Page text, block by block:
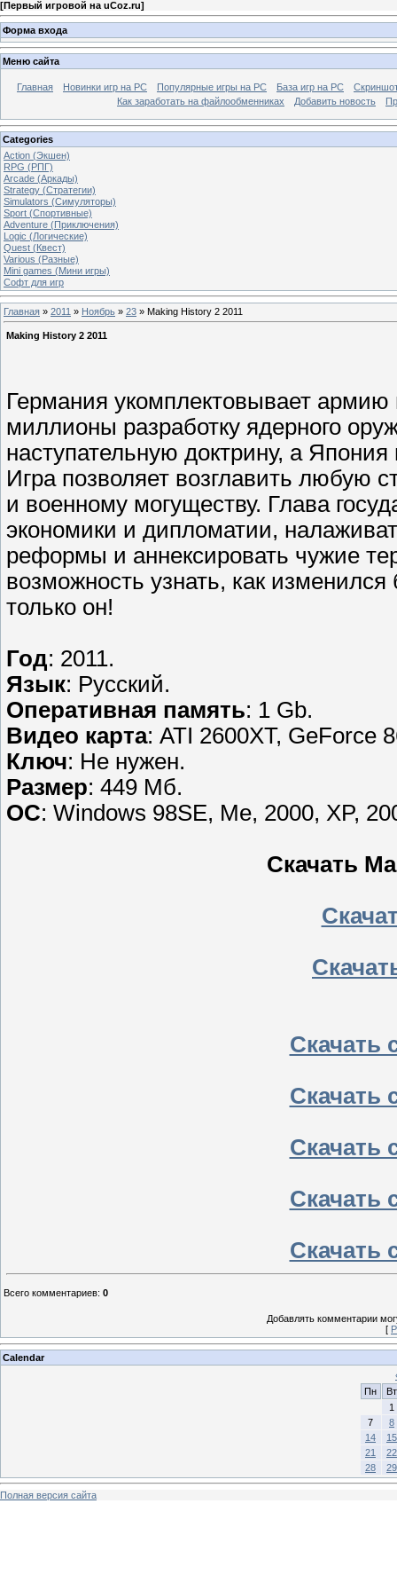
[Первый игровой на uCoz.ru]
Форма входа
Меню сайта
Главная Новинки игр на PC Популярные игры на PC База игр на РС
Как заработать на файлообменниках
Добавить новость
Categories
Action (Экшен)
RPG (РПГ)
Arcade (Аркады)
Strategy (Стратегии)
Simulators (Симуляторы)
Sport (Спортивные)
Adventure (Приключения)
Logic (Логические)
Quest (Квест)
Various (Разные)
Mini games (Мини игры)
Софт для игр
Главная » 2011 » Ноябрь » 23 » Making History 2 2011
Making History 2 2011
Германия укомплектовывает
миллионы разработку ядерного
наступательную доктрину, а
Игра позволяет возглавить любую
и военному могуществу. Глава
экономики и дипломатии,
реформы и аннексировать чужие
возможность узнать, как
только он!
Год: 2011.
Язык: Русский.
Оперативная память: 1 Gb.
Видео карта: ATI 2600XT, GeForce
Ключ: Не нужен.
Размер: 449 Мб.
ОС: Windows 98SE, Me, 2000, XP,
Скачать
Скачать
Скачать
Скачать
Скачать
Скачать
Всего комментариев: 0
Добавлять комментарии
[
Calendar
Пн
Вт
1
7
8
14
15
21
22
28
29
Полная версия сайта